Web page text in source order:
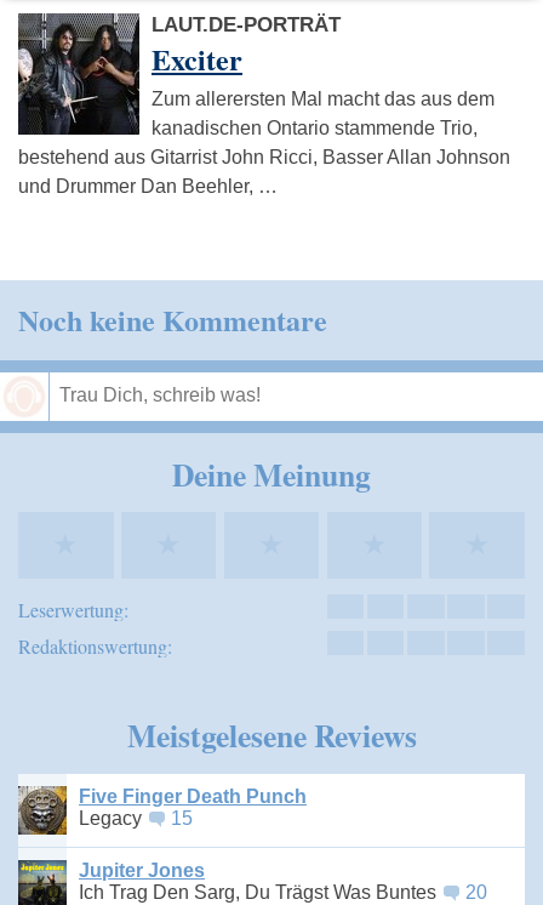
LAUT.DE-PORTRÄT
Exciter
Zum allerersten Mal macht das aus dem
kanadischen Ontario stammende Trio,
bestehend aus Gitarrist John Ricci, Basser Allan Johnson
und Drummer Dan Beehler, …
Noch keine Kommentare
Deine Meinung
Leserwertung:
Redaktionswertung:
Meistgelesene Reviews
Five Finger Death Punch
Legacy
15
Jupiter Jones
Ich Trag Den Sarg, Du Trägst Was Buntes
20